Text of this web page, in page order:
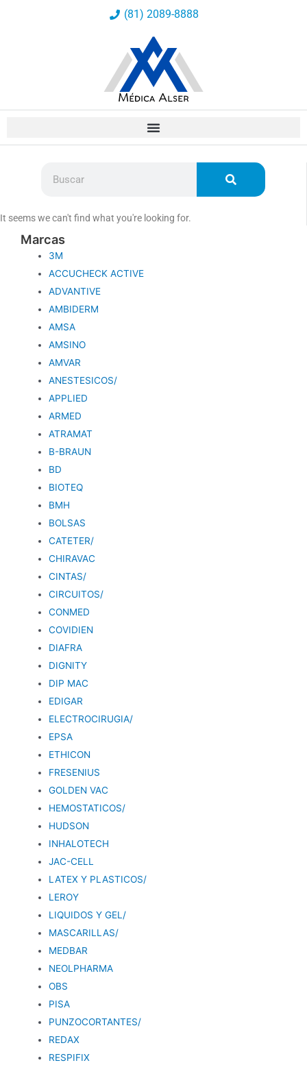
(81) 2089-8888
It seems we can't find what you're looking for.
Marcas
3M
ACCUCHECK ACTIVE
ADVANTIVE
AMBIDERM
AMSA
AMSINO
AMVAR
ANESTESICOS/
APPLIED
ARMED
ATRAMAT
B-BRAUN
BD
BIOTEQ
BMH
BOLSAS
CATETER/
CHIRAVAC
CINTAS/
CIRCUITOS/
CONMED
COVIDIEN
DIAFRA
DIGNITY
DIP MAC
EDIGAR
ELECTROCIRUGIA/
EPSA
ETHICON
FRESENIUS
GOLDEN VAC
HEMOSTATICOS/
HUDSON
INHALOTECH
JAC-CELL
LATEX Y PLASTICOS/
LEROY
LIQUIDOS Y GEL/
MASCARILLAS/
MEDBAR
NEOLPHARMA
OBS
PISA
PUNZOCORTANTES/
REDAX
RESPIFIX